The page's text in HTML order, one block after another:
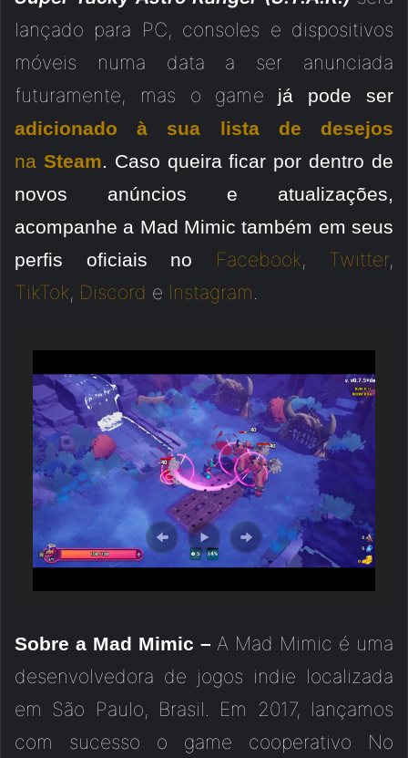
lançado para PC, consoles e dispositivos
móveis numa data a ser anunciada
futuramente, mas o game já pode ser
adicionado à sua lista de desejos
na Steam. Caso queira ficar por dentro de
novos anúncios e atualizações,
acompanhe a Mad Mimic também em seus
perfis oficiais no
Facebook, Twitter,
TikTok, Discord e Instagram.
Sobre a Mad Mimic – A Mad Mimic é uma
desenvolvedora de jogos indie localizada
em São Paulo, Brasil. Em 2017, lançamos
com sucesso o game cooperativo No